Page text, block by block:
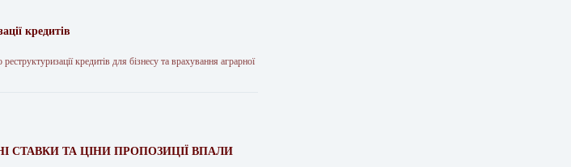
кредитів
кредитів для бізнесу та врахування аграрної
СТАВКИ ТА ЦІНИ ПРОПОЗИЦІЇ ВПАЛИ